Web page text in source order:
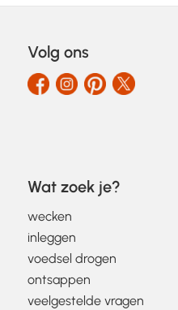
Volg ons
Wat zoek je?
wecken
inleggen
voedsel drogen
ontsappen
veelgestelde vragen